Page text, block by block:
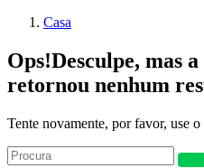
Casa
Ops!Desculpe, mas
retornou nenhum
Tente novamente, por favor, use